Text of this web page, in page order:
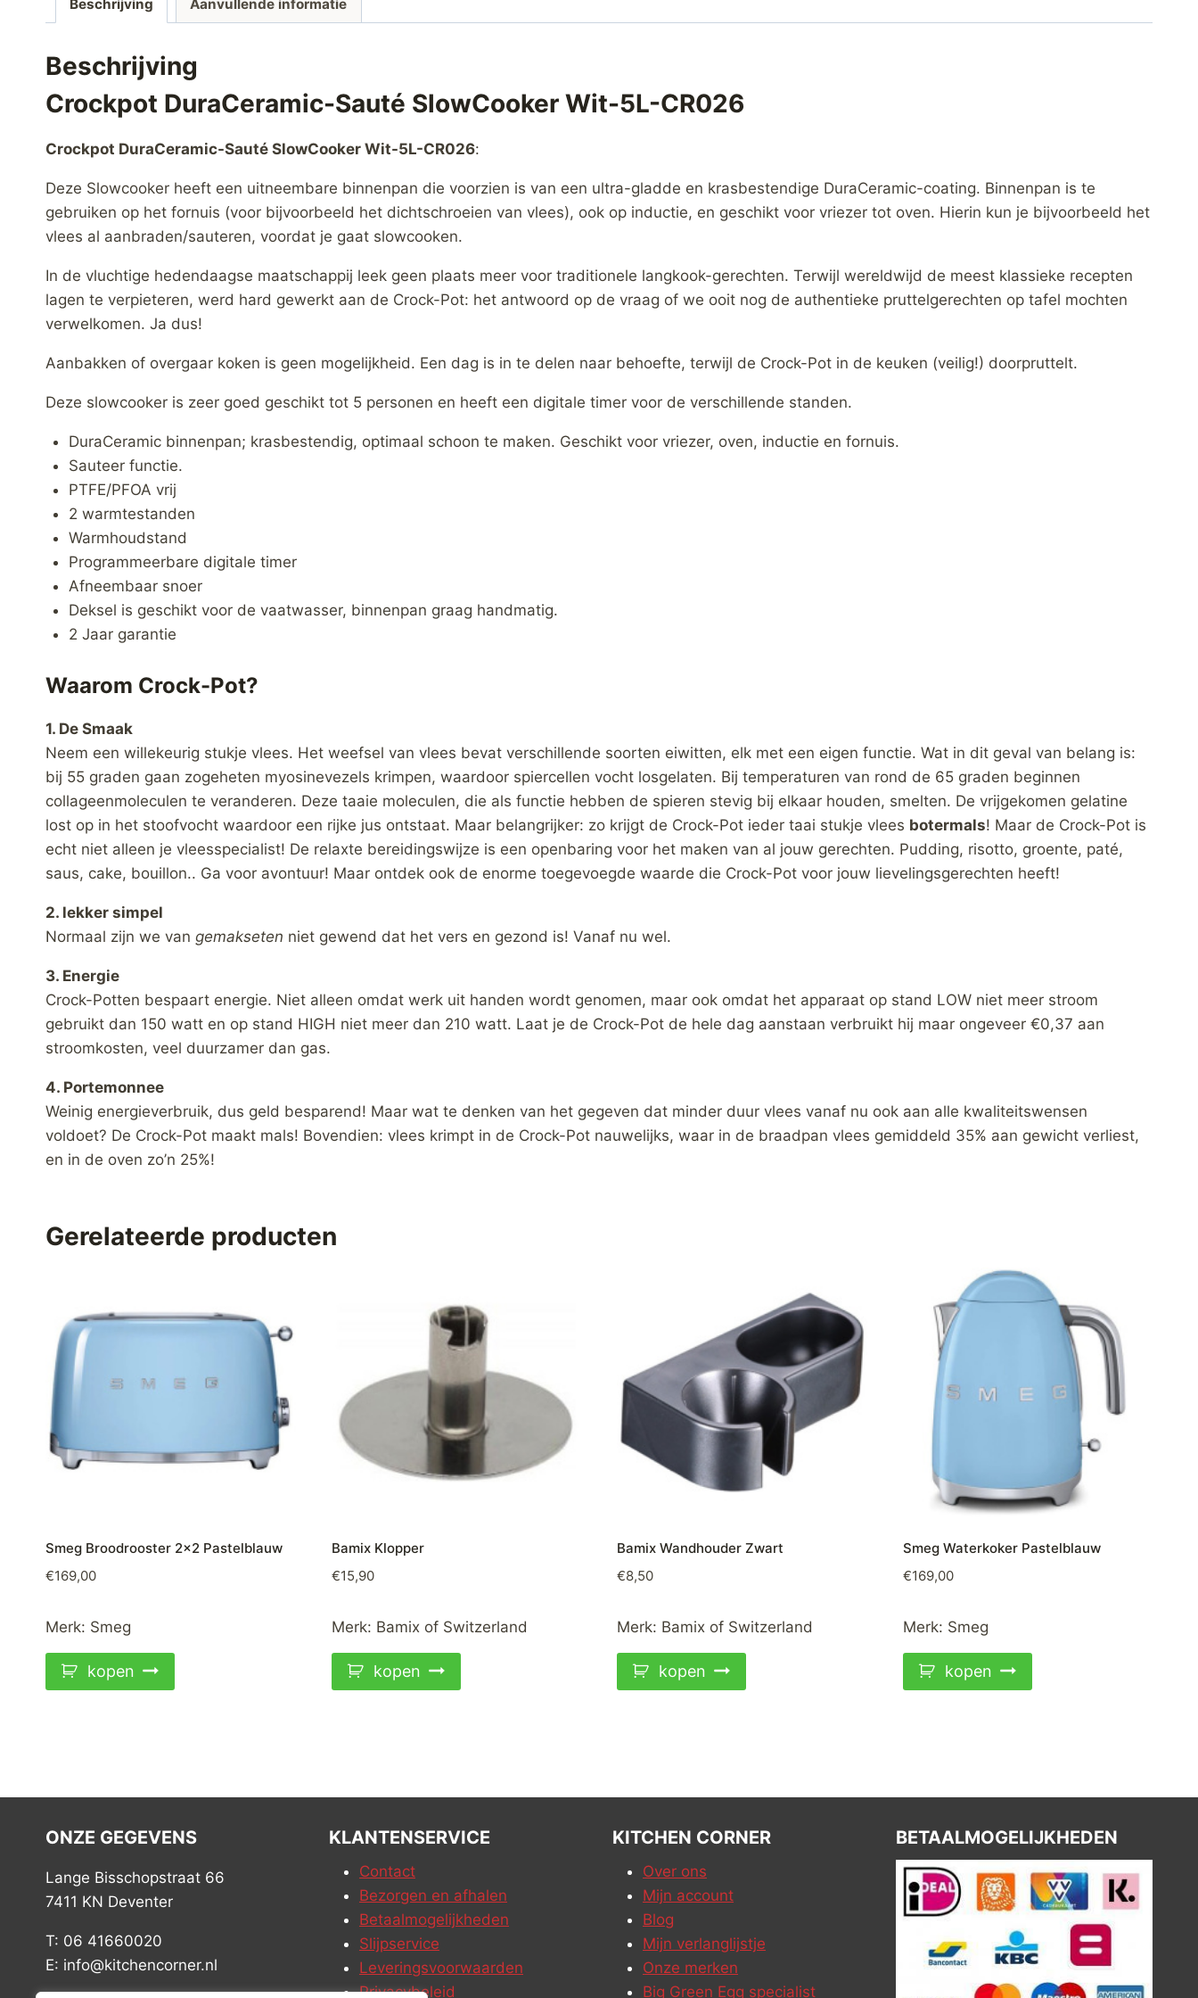
Beschrijving Aanvullende informatie
Beschrijving
Crockpot DuraCeramic-Sauté SlowCooker Wit-5L-CR026
Crockpot DuraCeramic-Sauté SlowCooker Wit-5L-CR026:
Deze Slowcooker heeft een uitneembare binnenpan die voorzien is van een ultra-gladde en krasbestendige DuraCeramic-coating. Binnenpan is te
gebruiken op het fornuis (voor bijvoorbeeld het dichtschroeien van vlees), ook op inductie, en geschikt voor vriezer tot oven. Hierin kun je bijvoorbeeld het
vlees al aanbraden/sauteren, voordat je gaat slowcooken.
In de vluchtige hedendaagse maatschappij leek geen plaats meer voor traditionele langkook-gerechten. Terwijl wereldwijd de meest klassieke recepten
lagen te verpieteren, werd hard gewerkt aan de Crock-Pot: het antwoord op de vraag of we ooit nog de authentieke pruttelgerechten op tafel mochten
verwelkomen. Ja dus!
Aanbakken of overgaar koken is geen mogelijkheid. Een dag is in te delen naar behoefte, terwijl de Crock-Pot in de keuken (veilig!) doorpruttelt.
Deze slowcooker is zeer goed geschikt tot 5 personen en heeft een digitale timer voor de verschillende standen.
DuraCeramic binnenpan; krasbestendig, optimaal schoon te maken. Geschikt voor vriezer, oven, inductie en fornuis.
Sauteer functie.
PTFE/PFOA vrij
2 warmtestanden
Warmhoudstand
Programmeerbare digitale timer
Afneembaar snoer
Deksel is geschikt voor de vaatwasser, binnenpan graag handmatig.
2 Jaar garantie
Waarom Crock-Pot?
1. De Smaak
Neem een willekeurig stukje vlees. Het weefsel van vlees bevat verschillende soorten eiwitten, elk met een eigen functie. Wat in dit geval van belang is:
bij 55 graden gaan zogeheten myosinevezels krimpen, waardoor spiercellen vocht losgelaten. Bij temperaturen van rond de 65 graden beginnen
collageenmoleculen te veranderen. Deze taaie moleculen, die als functie hebben de spieren stevig bij elkaar houden, smelten. De vrijgekomen gelatine
lost op in het stoofvocht waardoor een rijke jus ontstaat. Maar belangrijker: zo krijgt de Crock-Pot ieder taai stukje vlees botermals! Maar de Crock-Pot is
echt niet alleen je vleesspecialist! De relaxte bereidingswijze is een openbaring voor het maken van al jouw gerechten. Pudding, risotto, groente, paté,
saus, cake, bouillon.. Ga voor avontuur! Maar ontdek ook de enorme toegevoegde waarde die Crock-Pot voor jouw lievelingsgerechten heeft!
2. lekker simpel
Normaal zijn we van gemakseten niet gewend dat het vers en gezond is! Vanaf nu wel.
3. Energie
Crock-Potten bespaart energie. Niet alleen omdat werk uit handen wordt genomen, maar ook omdat het apparaat op stand LOW niet meer stroom
gebruikt dan 150 watt en op stand HIGH niet meer dan 210 watt. Laat je de Crock-Pot de hele dag aanstaan verbruikt hij maar ongeveer €0,37 aan
stroomkosten, veel duurzamer dan gas.
4. Portemonnee
Weinig energieverbruik, dus geld besparend! Maar wat te denken van het gegeven dat minder duur vlees vanaf nu ook aan alle kwaliteitswensen
voldoet? De Crock-Pot maakt mals! Bovendien: vlees krimpt in de Crock-Pot nauwelijks, waar in de braadpan vlees gemiddeld 35% aan gewicht verliest,
en in de oven zo’n 25%!
Gerelateerde producten
Smeg Broodrooster 2×2 Pastelblauw
€169,00
Merk: Smeg
kopen
Bamix Klopper
€15,90
Merk: Bamix of Switzerland
kopen
Bamix Wandhouder Zwart
€8,50
Merk: Bamix of Switzerland
kopen
Smeg Waterkoker Pastelblauw
€169,00
Merk: Smeg
kopen
ONZE GEGEVENS
Lange Bisschopstraat 66
7411 KN Deventer
T: 06 41660020
E: info@kitchencorner.nl
KLANTENSERVICE
Contact
Bezorgen en afhalen
Betaalmogelijkheden
Slijpservice
Leveringsvoorwaarden
Privacybeleid
KITCHEN CORNER
Over ons
Mijn account
Blog
Mijn verlanglijstje
Onze merken
Big Green Egg specialist
BETAALMOGELIJKHEDEN